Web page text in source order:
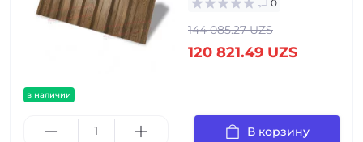
в наличии
0
144 085.27 UZS
120 821.49 UZS
В корзину